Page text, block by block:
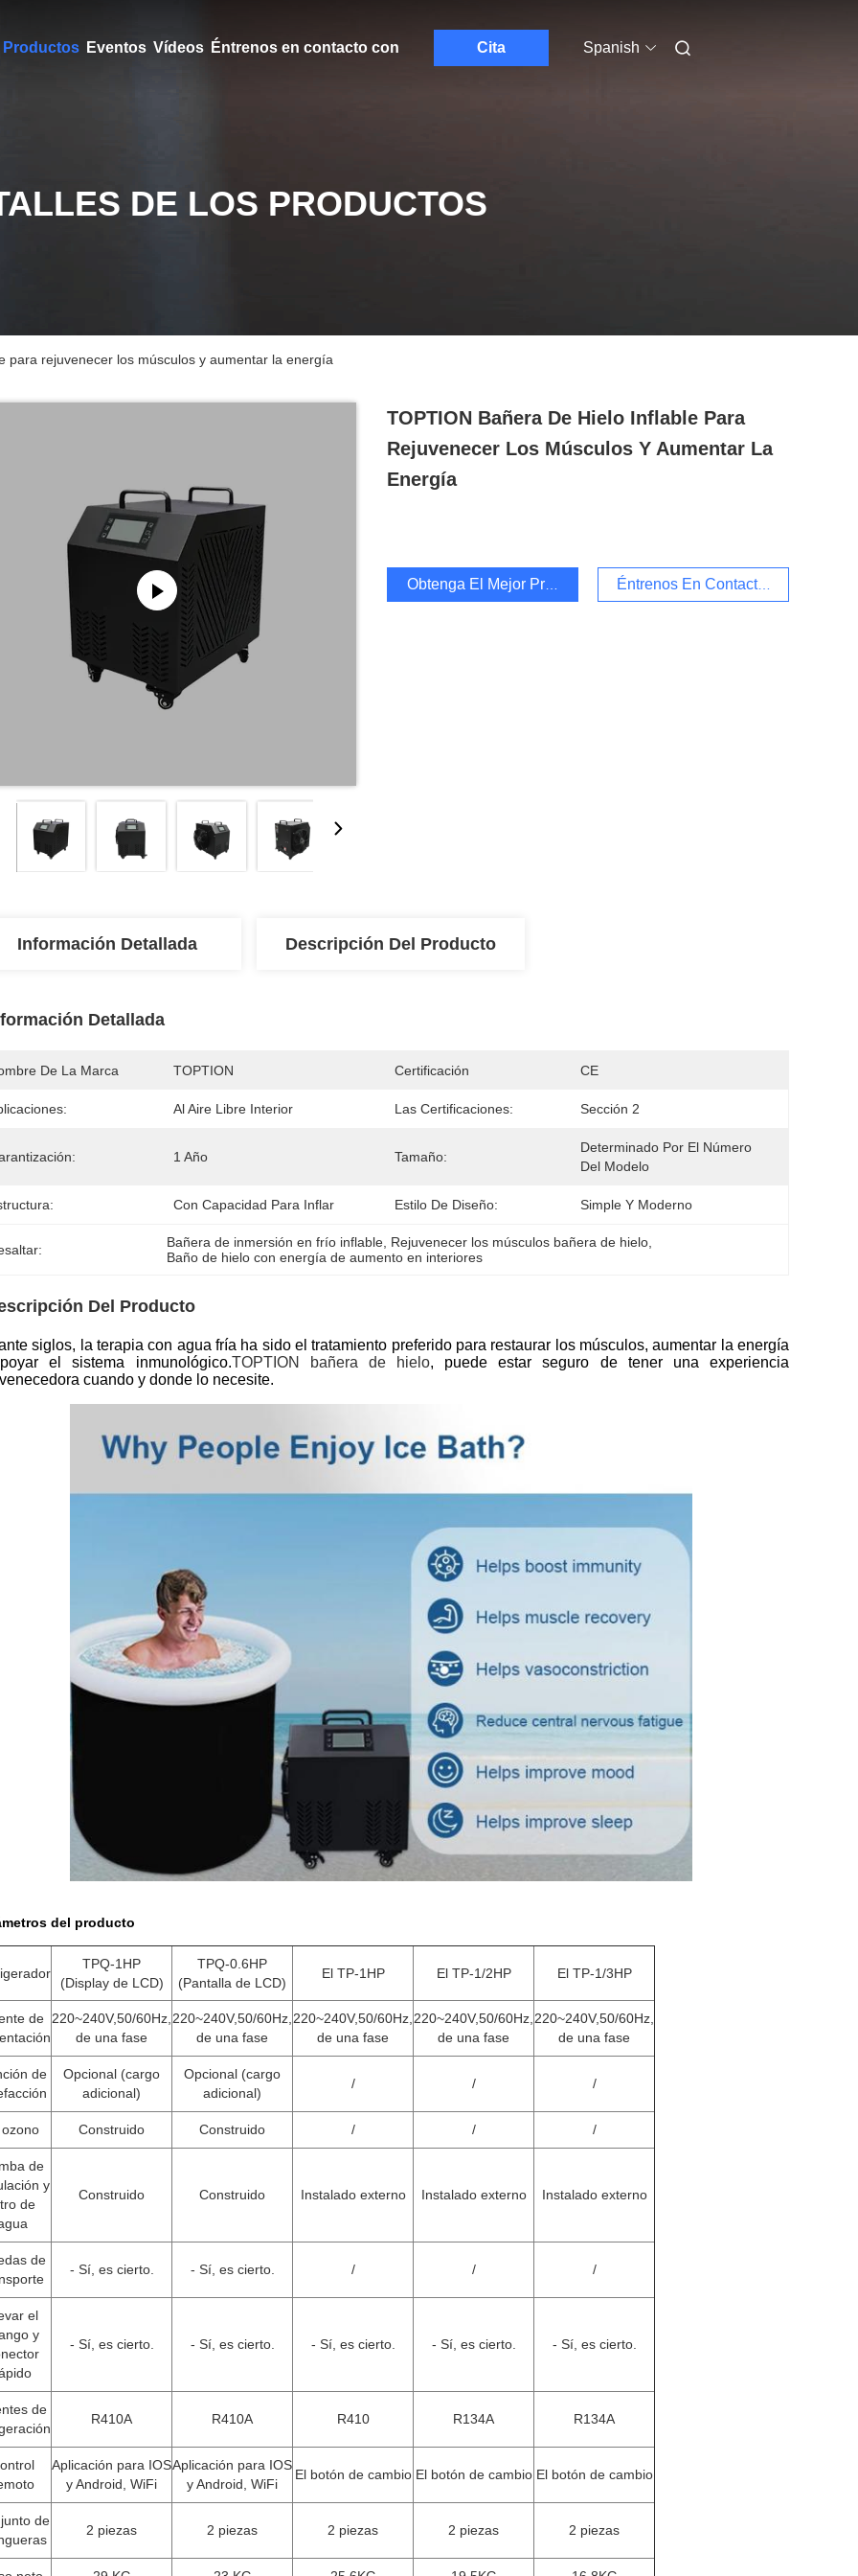
Productos Eventos Vídeos Éntrenos en contacto con Cita Spanish
DE LOS PRODUCTOS
para rejuvenecer los músculos y aumentar la energía
TOPTION Bañera De Hielo Inflable Para
Rejuvenecer Los Músculos Y Aumentar La
Energía
Obtenga El Mejor Precio Éntrenos En Contacto Con
Información Detallada Descripción Del Producto
Detallada
De La Marca TOPTION Certificación CE
Al Aire Libre Interior Las Certificaciones: Sección 2
1 Año Tamaño:
Determinado Por El Número
Del Modelo
Con Capacidad Para Inflar Estilo De Diseño: Simple Y Moderno
Bañera de inmersión en frío inflable Rejuvenecer los músculos bañera de hielo
Baño de hielo con energía de aumento en interiores
Del Producto
siglos, la terapia con agua fría ha sido el tratamiento preferido para restaurar los músculos, aumentar la energía
el sistema inmunológico.TOPTION bañera de hielo, puede estar seguro de tener una experiencia
cuando y donde lo necesite.
del producto
TPQ-1HP
(Display de LCD)
TPQ-0.6HP
(Pantalla de LCD)
El TP-1HP El TP-1/2HP El TP-1/3HP
de 220~240V,50/60Hz,
de una fase
220~240V,50/60Hz,
de una fase
220~240V,50/60Hz,
de una fase
220~240V,50/60Hz,
de una fase
220~240V,50/60Hz,
de una fase
de
Opcional (cargo
adicional)
Opcional (cargo
adicional)
/ / /
ozono Construido Construido / / /
de
y
de
Construido Construido Instalado externo Instalado externo Instalado externo
de
- Sí, es cierto. - Sí, es cierto. / / /
el
y
- Sí, es cierto. - Sí, es cierto. - Sí, es cierto. - Sí, es cierto. - Sí, es cierto.
de
R410A R410A R410 R134A R134A
Aplicación para IOS
y Android, WiFi
Aplicación para IOS
y Android, WiFi
El botón de cambio El botón de cambio El botón de cambio
de
2 piezas 2 piezas 2 piezas 2 piezas 2 piezas